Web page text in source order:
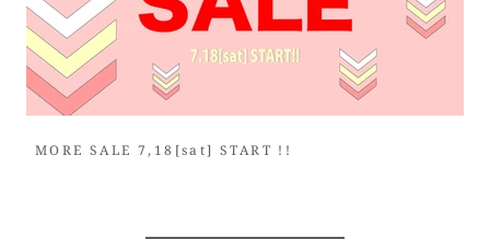
MORE SALE 7,18[sat] START !!